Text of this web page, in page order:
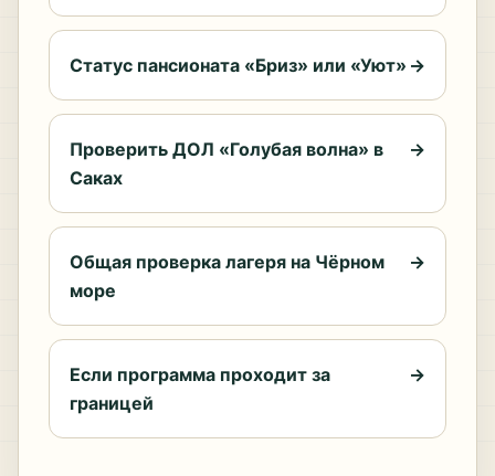
Статус пансионата «Бриз» или «Уют» →
Проверить ДОЛ «Голубая волна» в
Саках
→
Общая проверка лагеря на Чёрном
море
→
Если программа проходит за
границей
→